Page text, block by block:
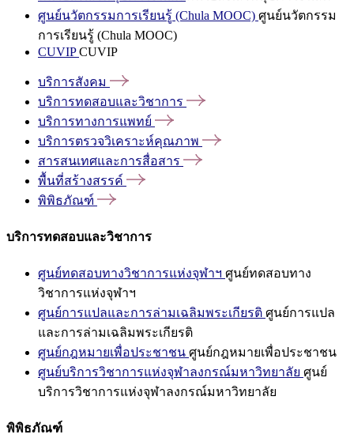
ศูนย์นวัตกรรมการเรียนรู้ (Chula MOOC) ศูนย์นวัตกรรม
การเรียนรู้ (Chula MOOC)
CUVIPCUVIP
บริการสังคม
บริการทดสอบและวิชาการ
บริการทางการแพทย์
บริการตรวจวิเคราะห์คุณภาพ
สารสนเทศและการสื่อสาร
พื้นที่สร้างสรรค์
พิพิธภัณฑ์
บริการทดสอบและวิชาการ
ศูนย์ทดสอบทางวิชาการแห่งจุฬาฯ ศูนย์ทดสอบทาง
วิชาการแห่งจุฬาฯ
ศูนย์การแปลและการล่ามเฉลิมพระเกียรติ ศูนย์การแปล
และการล่ามเฉลิมพระเกียรติ
ศูนย์กฎหมายเพื่อประชาชน ศูนย์กฎหมายเพื่อประชาชน
ศูนย์บริการวิชาการแห่งจุฬาลงกรณ์มหาวิทยาลัย ศูนย์
บริการวิชาการแห่งจุฬาลงกรณ์มหาวิทยาลัย
พิพิธภัณฑ์